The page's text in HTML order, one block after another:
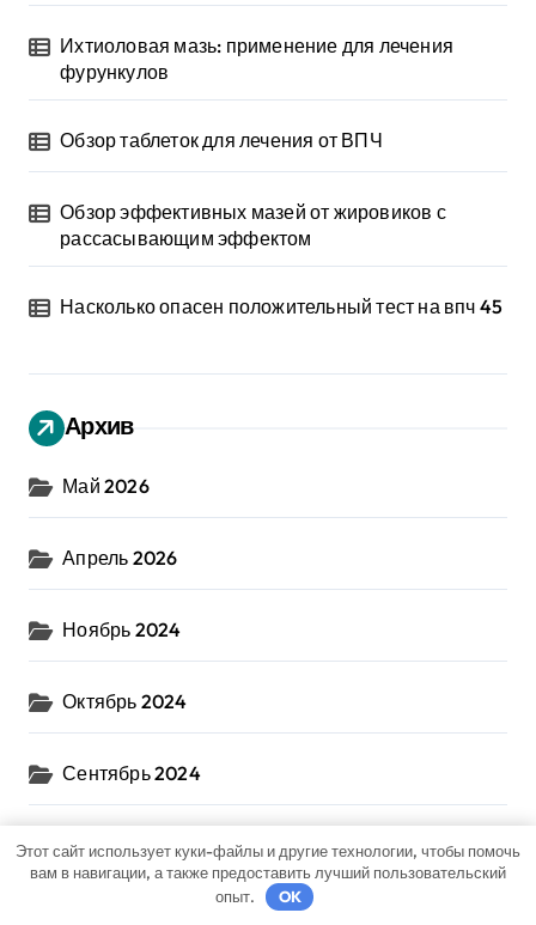
Ихтиоловая мазь: применение для лечения
фурункулов
Обзор таблеток для лечения от ВПЧ
Обзор эффективных мазей от жировиков с
рассасывающим эффектом
Насколько опасен положительный тест на впч 45
Архив
Май 2026
Апрель 2026
Ноябрь 2024
Октябрь 2024
Сентябрь 2024
Август 2024
Этот сайт использует куки-файлы и другие технологии, чтобы помочь
вам в навигации, а также предоставить лучший пользовательский
опыт.
OK